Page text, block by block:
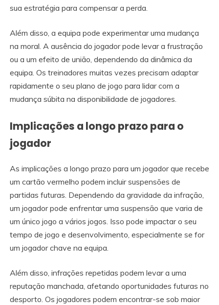
sua estratégia para compensar a perda.
Além disso, a equipa pode experimentar uma mudança
na moral. A ausência do jogador pode levar a frustração
ou a um efeito de união, dependendo da dinâmica da
equipa. Os treinadores muitas vezes precisam adaptar
rapidamente o seu plano de jogo para lidar com a
mudança súbita na disponibilidade de jogadores.
Implicações a longo prazo para o
jogador
As implicações a longo prazo para um jogador que recebe
um cartão vermelho podem incluir suspensões de
partidas futuras. Dependendo da gravidade da infração,
um jogador pode enfrentar uma suspensão que varia de
um único jogo a vários jogos. Isso pode impactar o seu
tempo de jogo e desenvolvimento, especialmente se for
um jogador chave na equipa.
Além disso, infrações repetidas podem levar a uma
reputação manchada, afetando oportunidades futuras no
desporto. Os jogadores podem encontrar-se sob maior